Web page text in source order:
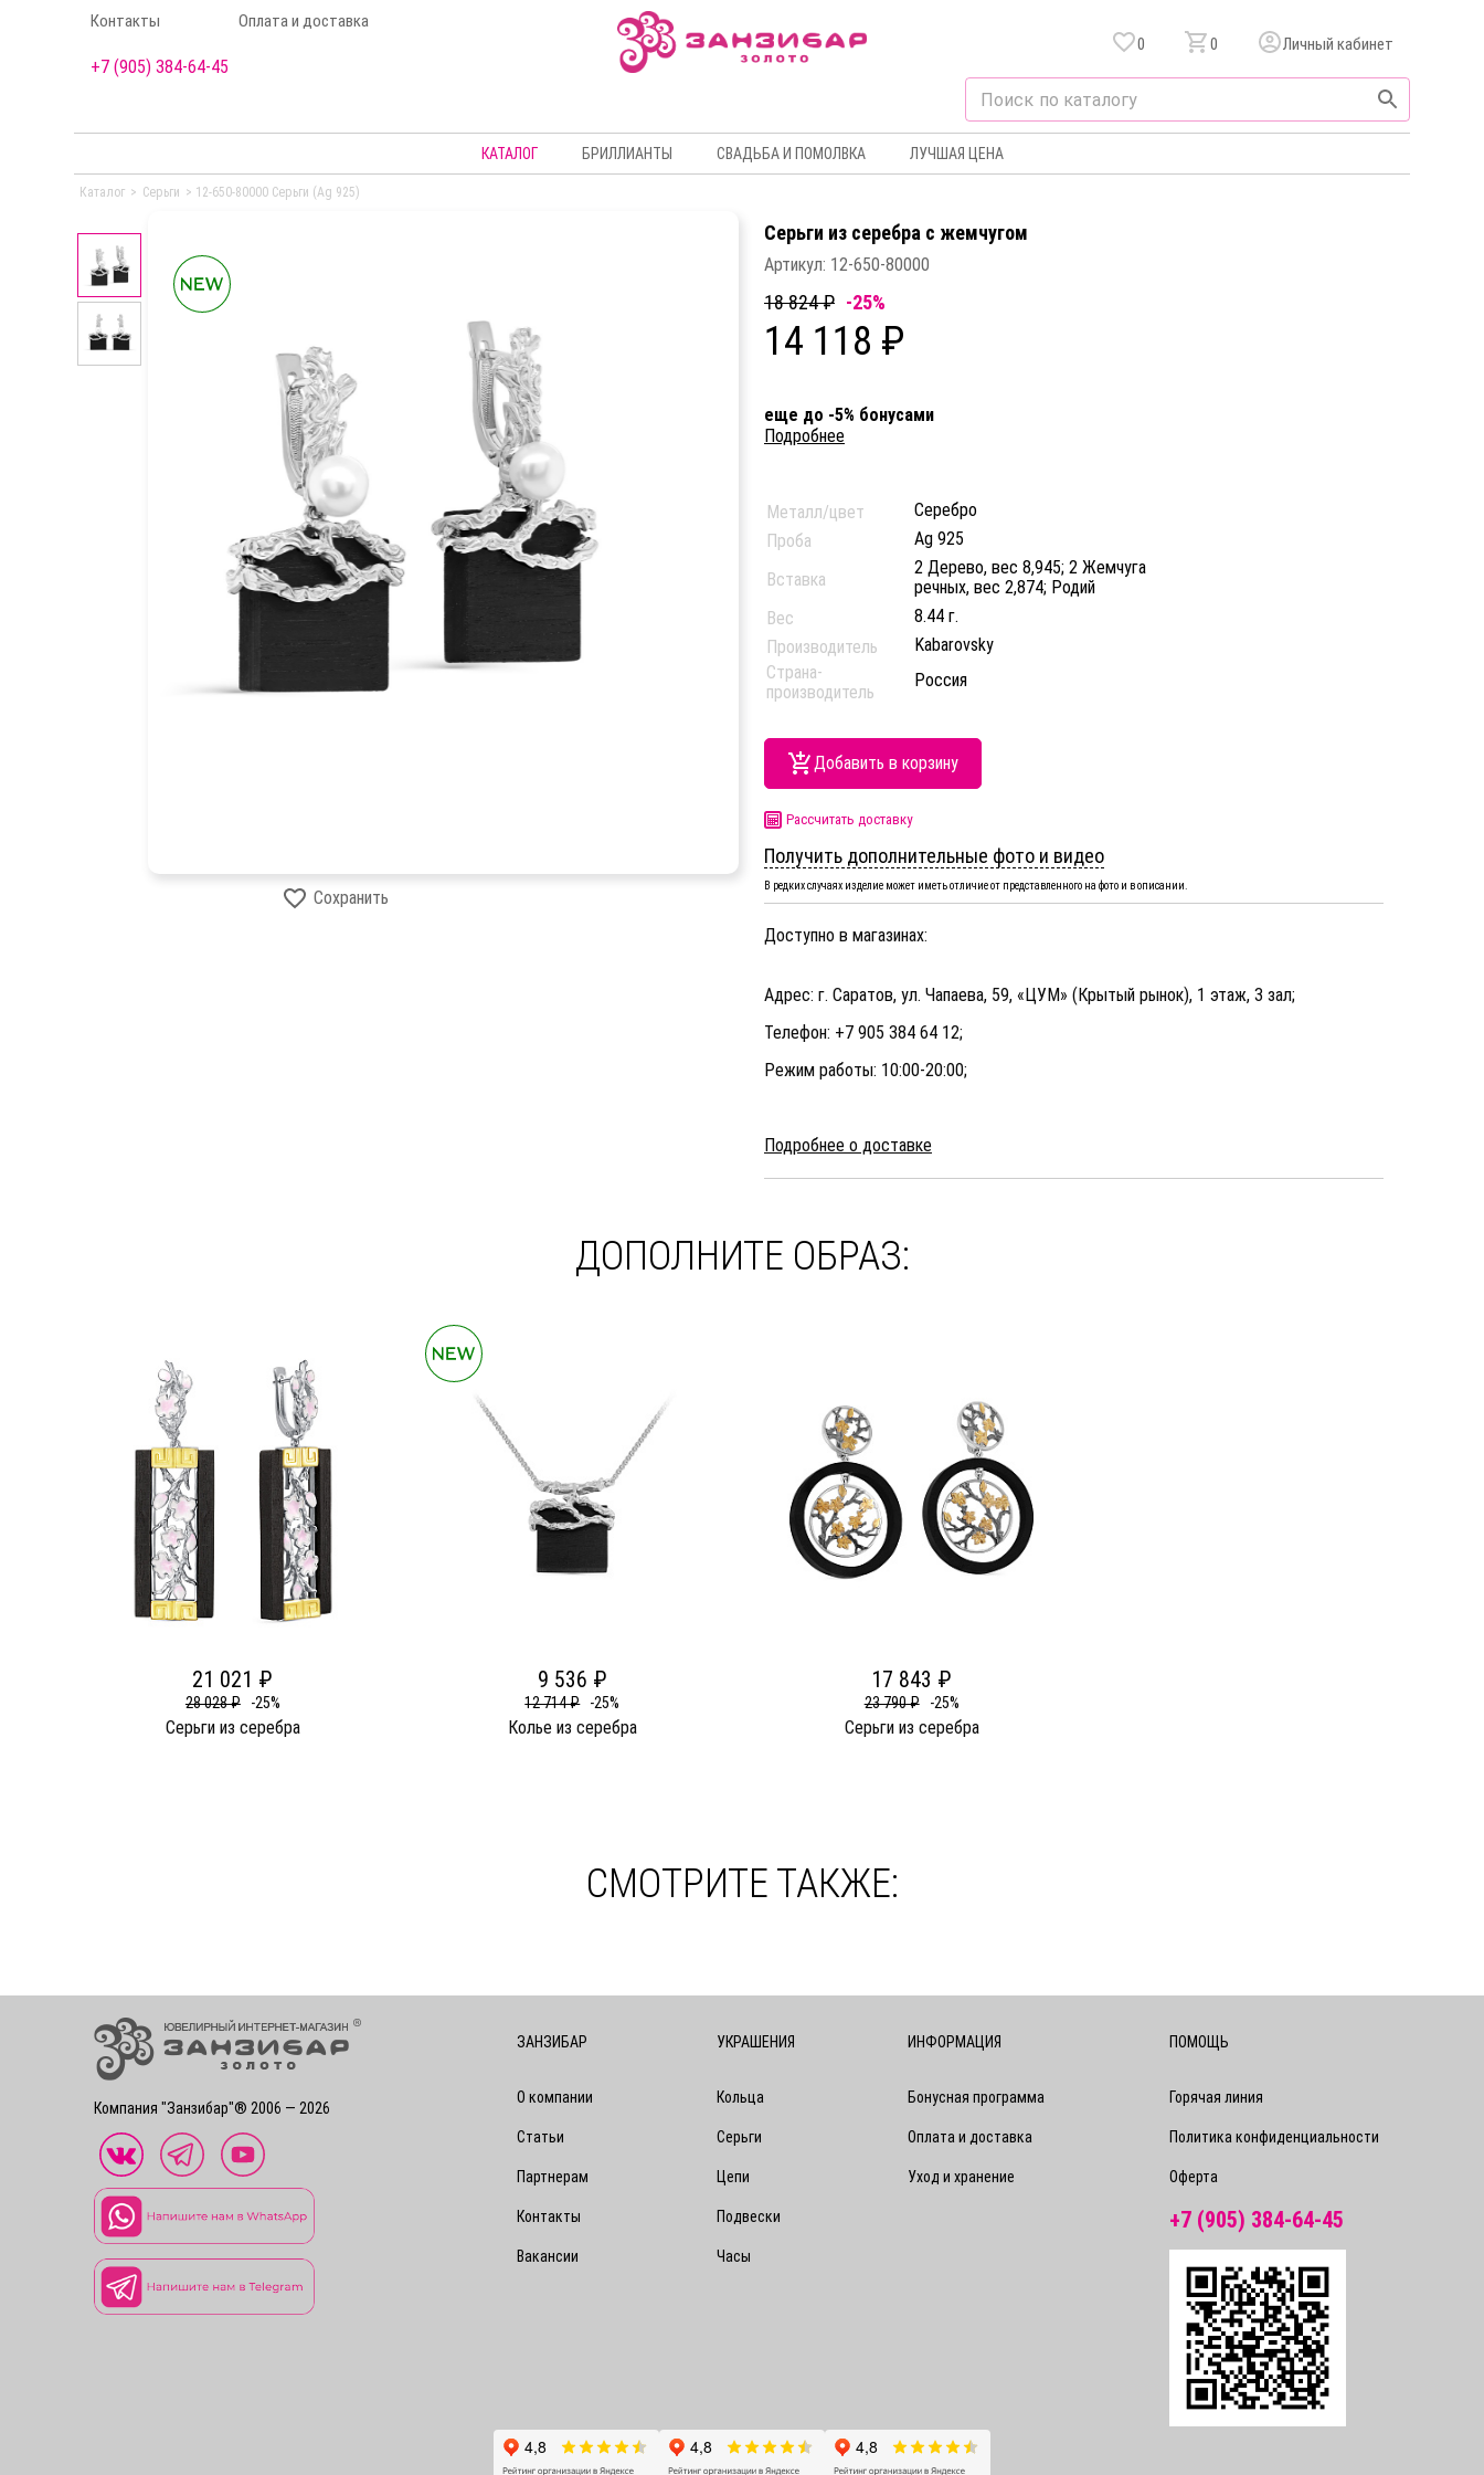
Контакты Оплата и доставка
+7 (905) 384-64-45
0 0 Личный кабинет
КАТАЛОГ БРИЛЛИАНТЫ СВАДЬБА И ПОМОЛВКА ЛУЧШАЯ ЦЕНА
Каталог > Серьги > 12-650-80000 Серьги (Ag 925)
Сохранить
Серьги из серебра c жемчугом
Артикул: 12-650-80000
18 824 ₽ -25%
14 118 ₽
еще до -5% бонусами
Подробнее
Металл/цвет
Серебро
Проба
Ag 925
Вставка
2 Дерево, вес 8,945; 2 Жемчуга
речных, вес 2,874; Родий
Вес
8.44 г.
Производитель
Kabarovsky
Страна-
производитель
Россия
Добавить в корзину
Рассчитать доставку
Получить дополнительные фото и видео
В редких случаях изделие может иметь отличие от представленного на фото и в описании.
Доступно в магазинах:
Адрес: г. Саратов, ул. Чапаева, 59, «ЦУМ» (Крытый рынок), 1 этаж, 3 зал;
Телефон: +7 905 384 64 12;
Режим работы: 10:00-20:00;
Подробнее о доставке
ДОПОЛНИТЕ ОБРАЗ:
21 021 ₽
28 028 ₽ -25%
Серьги из серебра
9 536 ₽
12 714 ₽ -25%
Колье из серебра
17 843 ₽
23 790 ₽ -25%
Серьги из серебра
СМОТРИТЕ ТАКЖЕ:
Компания "Занзибар"® 2006 — 2026
ЗАНЗИБАР
О компании
Статьи
Партнерам
Контакты
Вакансии
УКРАШЕНИЯ
Кольца
Серьги
Цепи
Подвески
Часы
ИНФОРМАЦИЯ
Бонусная программа
Оплата и доставка
Уход и хранение
ПОМОЩЬ
Горячая линия
Политика конфиденциальности
Оферта
+7 (905) 384-64-45